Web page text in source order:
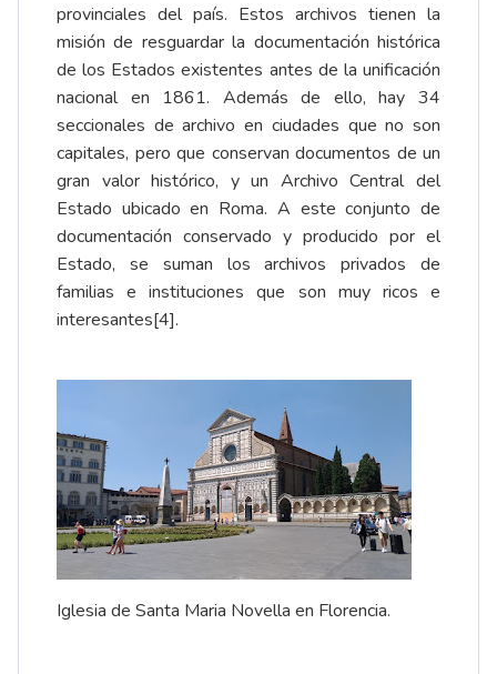
provinciales del país. Estos archivos tienen la
misión de resguardar la documentación histórica
de los Estados existentes antes de la unificación
nacional en 1861. Además de ello, hay 34
seccionales de archivo en ciudades que no son
capitales, pero que conservan documentos de un
gran valor histórico, y un Archivo Central del
Estado ubicado en Roma. A este conjunto de
documentación conservado y producido por el
Estado, se suman los archivos privados de
familias e instituciones que son muy ricos e
interesantes[4].
Iglesia de Santa Maria Novella en Florencia.